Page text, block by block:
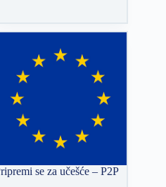
se za učešće – P2P